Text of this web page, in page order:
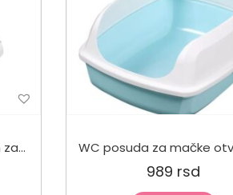
WC posuda za mačke Tom zatvoreni 40x30x35cm
989 rsd